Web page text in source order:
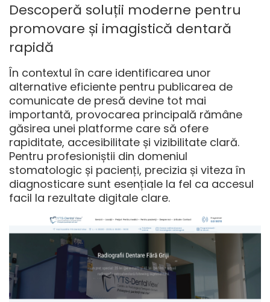
Descoperă soluții moderne pentru
promovare și imagistică dentară
rapidă
În contextul în care identificarea unor
alternative eficiente pentru publicarea de
comunicate de presă devine tot mai
importantă, provocarea principală rămâne
găsirea unei platforme care să ofere
rapiditate, accesibilitate și vizibilitate clară.
Pentru profesioniștii din domeniul
stomatologic și pacienți, precizia și viteza în
diagnosticare sunt esențiale la fel ca accesul
facil la rezultate digitale clare.